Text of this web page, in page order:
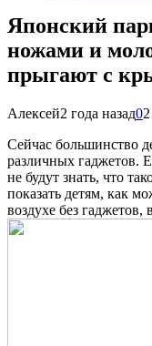
Японский
ножами и
прыгают с
Алексей2 года назад0
Сейчас большинство
различных гаджетов.
не будут знать, что
показать детям, как
воздухе без гаджетов,